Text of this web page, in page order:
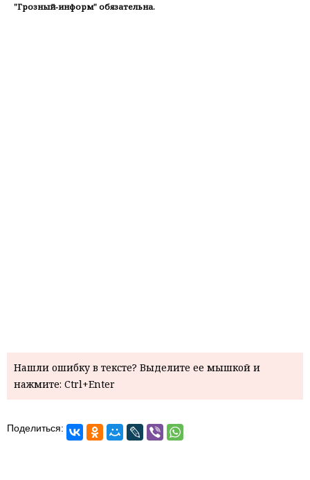
"Грозный-информ" обязательна.
Нашли ошибку в тексте? Выделите ее мышкой и
нажмите: Ctrl+Enter
Поделиться: